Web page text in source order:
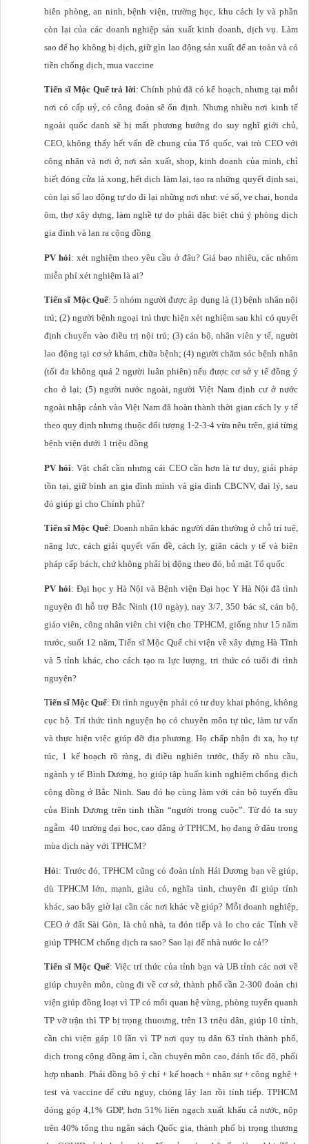
biên phòng, an ninh, bệnh viện, trường học, khu cách ly và phần
còn lại của các doanh nghiệp sản xuất kinh doanh, dịch vụ. Làm
sao để họ không bị dịch, giữ gìn lao động sản xuất để an toàn và có
tiền chống dịch, mua vaccine
Tiến sĩ Mộc Quế trả lời: Chính phủ đã có kế hoạch, nhưng tại mỗi
nơi có cấp uỷ, có công đoàn sẽ ổn định. Nhưng nhiều nơi kinh tế
ngoài quốc danh sẽ bị mất phương hướng do suy nghĩ giới chủ,
CEO, không thấy hết vấn đề chung của Tổ quốc, vai trò CEO với
công nhân và nơi ở, nơi sản xuất, shop, kinh doanh của mình, chỉ
biết đóng cửa là xong, hết dịch làm lại, tạo ra những quyết định sai,
còn lại số lao động tự do đi lại những nơi như: vé số, ve chai, honda
ôm, thợ xây dựng, làm nghề tự do phải đặc biệt chú ý phòng dịch
gia đình và lan ra cộng đồng
PV hỏi: xét nghiệm theo yêu cầu ở đâu? Giá bao nhiêu, các nhóm
miễn phí xét nghiệm là ai?
Tiến sĩ Mộc Quế: 5 nhóm người được áp dụng là (1) bệnh nhân nội
trú; (2) người bệnh ngoại trú thực hiện xét nghiệm sau khi có quyết
định chuyển vào điều trị nội trú; (3) cán bộ, nhân viên y tế, người
lao động tại cơ sở khám, chữa bệnh; (4) người chăm sóc bệnh nhân
(tối đa không quá 2 người luân phiên) nếu được cơ sở y tế đồng ý
cho ở lại; (5) người nước ngoài, người Việt Nam định cư ở nước
ngoài nhập cảnh vào Việt Nam đã hoàn thành thời gian cách ly y tế
theo quy định nhưng thuộc đối tượng 1-2-3-4 vừa nêu trên, giá từng
bệnh viện dưới 1 triệu đồng
PV hỏi: Vật chất cần nhưng cái CEO cần hơn là tư duy, giải pháp
tồn tại, giữ bình an gia đình mình và gia đình CBCNV, đại lý, sau
đó giúp gì cho Chính phủ?
Tiến sĩ Mộc Quế: Doanh nhân khác người dân thường ở chỗ trí tuệ,
năng lực, cách giải quyết vấn đề, cách ly, giãn cách y tế và biện
pháp cấp bách, chứ không phải bị động theo đó, bỏ mặt Tổ quốc
PV hỏi: Đại học y Hà Nội và Bệnh viện Đại học Y Hà Nội đã tình
nguyện đi hỗ trợ Bắc Ninh (10 ngày), nay 3/7, 350 bác sĩ, cán bộ,
giáo viên, công nhân viên chi viện cho TPHCM, giống như 15 năm
trước, suốt 12 năm, Tiến sĩ Mộc Quế chi viện về xây dựng Hà Tĩnh
và 5 tỉnh khác, cho cách tạo ra lực lượng, tri thức có tuổi đi tình
nguyện?
Tiến sĩ Mộc Quế: Đi tình nguyện phải có tư duy khai phóng, không
cục bộ. Trí thức tình nguyện họ có chuyên môn tự túc, làm tư vấn
và thực hiện việc giúp đỡ địa phương. Họ chấp nhận đi xa, họ tự
túc, 1 kế hoạch rõ ràng, đi điều nghiên trước, thấy rõ nhu cầu,
ngành y tế Bình Dương, họ giúp tập huấn kinh nghiệm chống dịch
cộng đồng ở Bắc Ninh. Sau đó họ cùng làm với cán bộ tuyến đầu
của Bình Dương trên tinh thần “người trong cuộc”. Từ đó ta suy
ngẫm 40 trường đại học, cao đẳng ở TPHCM, họ đang ở đâu trong
mùa dịch này với TPHCM?
Hỏi: Trước đó, TPHCM cũng có đoàn tỉnh Hải Dương bạn về giúp,
dù TPHCM lớn, mạnh, giàu có, nghĩa tình, chuyên đi giúp tỉnh
khác, sao bây giờ lại cần các nơi khác về giúp? Mỗi doanh nghiệp,
CEO ở đất Sài Gòn, là chủ nhà, ta đón tiếp và lo cho các Tỉnh về
giúp TPHCM chống dịch ra sao? Sao lại để nhà nước lo cả!?
Tiến sĩ Mộc Quế: Việc trí thức của tỉnh bạn và UB tỉnh các nơi về
giúp chuyên môn, cùng đi về cơ sở, thành phố cần 2-300 đoàn chi
viện giúp đồng loạt vì TP có mối quan hệ vùng, phòng tuyến quanh
TP vỡ trận thì TP bị trọng thuoưng, trên 13 triệu dân, giúp 10 tỉnh,
cần chi viện gáp 10 lần vì TP nơi quy tụ dân 63 tỉnh thành phố,
dịch trong cộng đồng âm ỉ, cần chuyên môn cao, đánh tốc độ, phối
hợp nhanh. Phải đồng bộ ý chí + kế hoạch + nhân sự + công nghệ +
test và vaccine để cứu nguy, chóng lây lan rồi tính tiếp. TPHCM
đóng góp 4,1% GDP, hơn 51% liên ngạch xuất khẩu cả nước, nộp
trên 40% tổng thu ngân sách Quốc gia, thành phố bị trọng thương